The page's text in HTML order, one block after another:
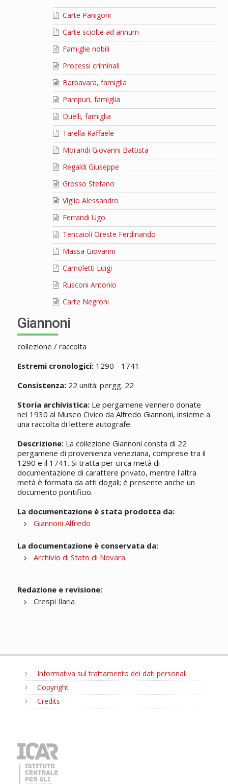
Carte Panigoni
Carte sciolte ad annum
Famiglie nobili
Processi criminali
Barbavara, famiglia
Pampuri, famiglia
Duelli, famiglia
Tarella Raffaele
Morandi Giovanni Battista
Regaldi Giuseppe
Grosso Stefano
Viglio Alessandro
Ferrandi Ugo
Tencaioli Oreste Ferdinando
Massa Giovanni
Camoletti Luigi
Rusconi Antonio
Carte Negroni
Giannoni
collezione / raccolta
Estremi cronologici:1290 - 1741
Consistenza:22 unità: pergg. 22
Storia archivistica:Le pergamene vennero donate
nel 1930 al Museo Civico da Alfredo Giannoni, insieme a
una raccolta di lettere autografe.
Descrizione:La collezione Giannoni consta di 22
pergamene di provenienza veneziana, comprese tra il
1290 e il 1741. Si tratta per circa metà di
documentazione di carattere privato, mentre l'altra
metà è formata da atti dogali; è presente anche un
documento pontificio.
La documentazione è stata prodotta da:
Giannoni Alfredo
La documentazione è conservata da:
Archivio di Stato di Novara
Redazione e revisione:
Crespi Ilaria
Informativa sul trattamento dei dati personali
Copyright
Credits